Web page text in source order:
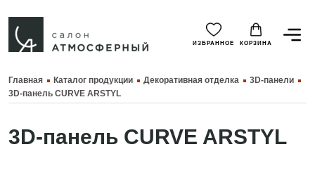
ИЗБРАННОЕ КОРЗИНА
Главная Каталог продукции Декоративная отделка
3D-панели
3D-панель CURVE ARSTYL
3D-панель CURVE ARSTYL